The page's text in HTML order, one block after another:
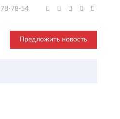
78-54
Предложить новость